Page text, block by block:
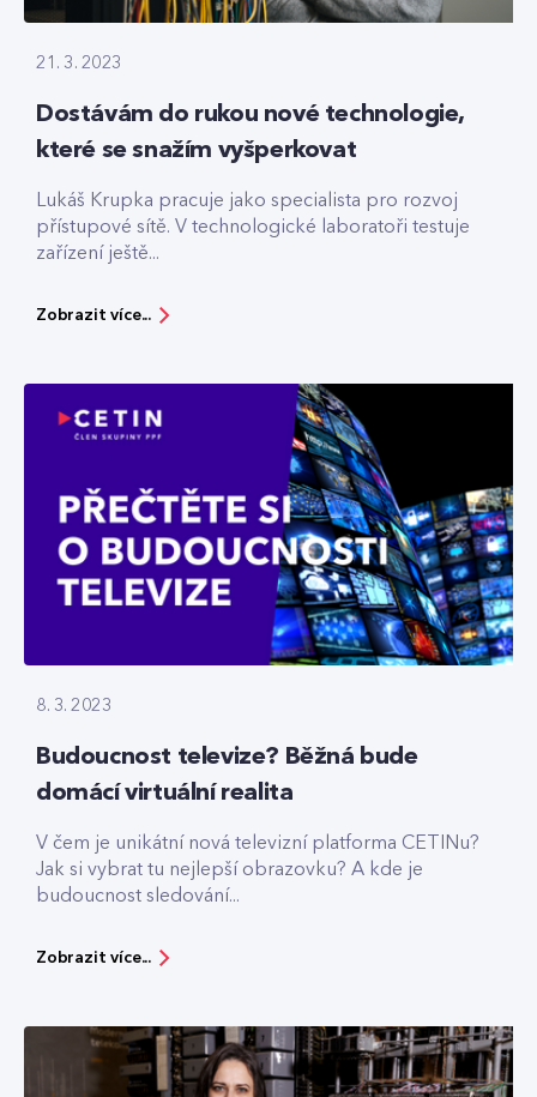
21. 3. 2023
Dostávám do rukou nové technologie,
které se snažím vyšperkovat
Lukáš Krupka pracuje jako specialista pro rozvoj
přístupové sítě. V technologické laboratoři testuje
zařízení ještě...
Zobrazit více...
8. 3. 2023
Budoucnost televize? Běžná bude
domácí virtuální realita
V čem je unikátní nová televizní platforma CETINu?
Jak si vybrat tu nejlepší obrazovku? A kde je
budoucnost sledování...
Zobrazit více...